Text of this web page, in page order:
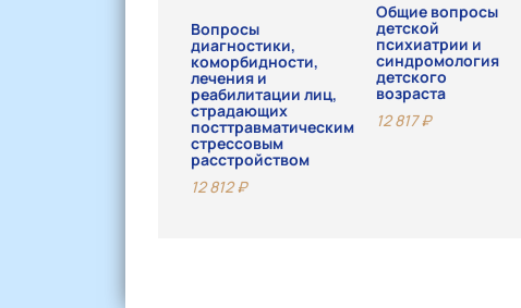
Вопросы
диагностики,
коморбидности,
лечения и
реабилитации лиц,
страдающих
посттравматическим
стрессовым
расстройством
12 812₽
Общие вопросы
детской
психиатрии и
синдромология
детского
возраста
12 817₽